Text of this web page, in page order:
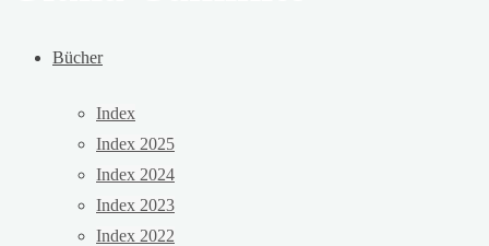
Bücher
Index
Index 2025
Index 2024
Index 2023
Index 2022